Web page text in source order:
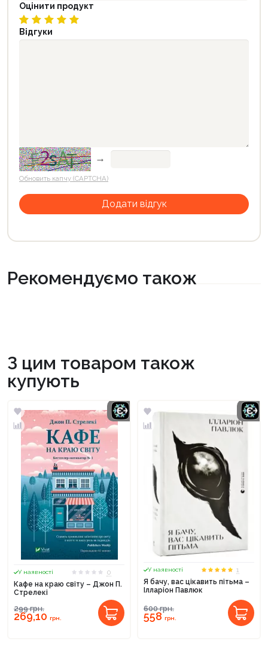
Оцінити продукт
Відгуки
→
Обновить капчу (CAPTCHA)
Рекомендуємо також
З цим товаром також
купують
У наявності
0
Кафе на краю світу – Джон П.
Стрелекі
299грн.
269,10 грн.
У наявності
1
Я бачу, вас цікавить пітьма –
Ілларіон Павлюк
600грн.
558грн.